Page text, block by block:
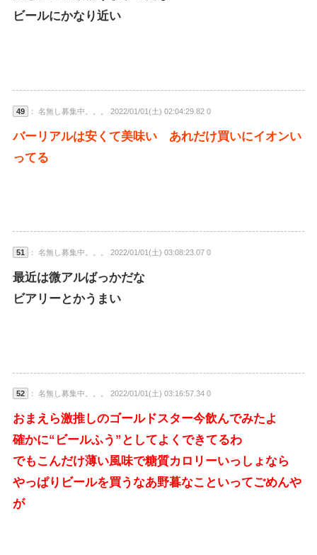
ビールにかなり近い
49 ： 名無し募集中。。。 2022/01/01(土) 02:04:29.82 0
バーリアルは安くて美味い あれだけ買いにイオンい
ってる
51 ： 名無し募集中。。。 2022/01/01(土) 03:08:23.07 0
最近は微アルばっかだな
ビアリーとかうまい
52 ： 名無し募集中。。。 2022/01/01(土) 03:16:57.34 0
おまえら激推しのゴールドスター今飲んでみたよ
確かに“ビールふう”としてよくできてるわ
でもこんだけ薄い風味で糖質カロリーいっしょなら
やっぱりビールを買うなあ野暮なこといってごめんや
が